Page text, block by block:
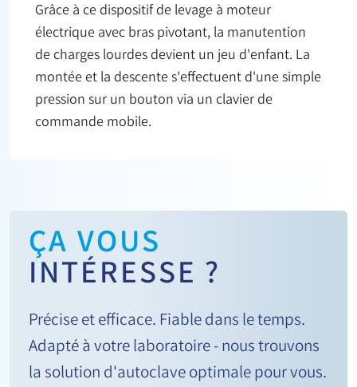
Grâce à ce dispositif de levage à moteur
électrique avec bras pivotant, la manutention
de charges lourdes devient un jeu d'enfant. La
montée et la descente s'effectuent d'une simple
pression sur un bouton via un clavier de
commande mobile.
ÇA VOUS
INTÉRESSE ?
Précise et efficace. Fiable dans le temps.
Adapté à votre laboratoire - nous trouvons
la solution d'autoclave optimale pour vous.